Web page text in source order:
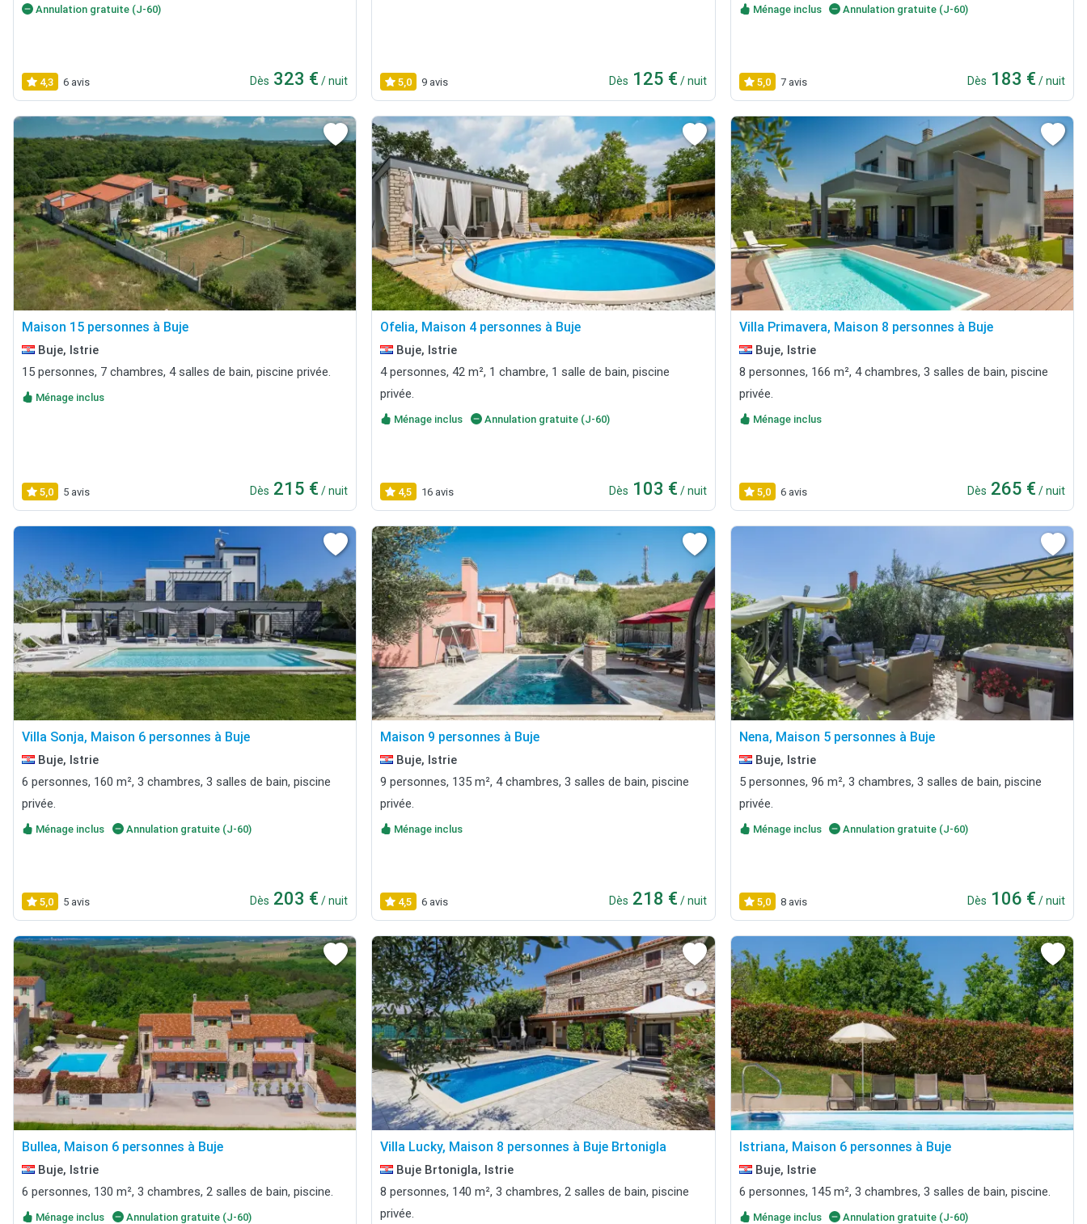
Annulation gratuite (J-60)
4,3 6 avis Dès 323 € / nuit 5,0 9 avis Dès 125 € / nuit
Ménage inclus Annulation gratuite (J-60)
5,0 7 avis Dès 183 € / nuit
Maison 15 personnes à Buje
Buje, Istrie
15 personnes, 7 chambres, 4 salles de bain, piscine privée.
Ménage inclus
5,0 5 avis Dès 215 € / nuit
Ofelia, Maison 4 personnes à Buje
Buje, Istrie
4 personnes, 42 m², 1 chambre, 1 salle de bain, piscine
privée.
Ménage inclus Annulation gratuite (J-60)
4,5 16 avis Dès 103 € / nuit
Villa Primavera, Maison 8 personnes à Buje
Buje, Istrie
8 personnes, 166 m², 4 chambres, 3 salles de bain, piscine
privée.
Ménage inclus
5,0 6 avis Dès 265 € / nuit
Villa Sonja, Maison 6 personnes à Buje
Buje, Istrie
6 personnes, 160 m², 3 chambres, 3 salles de bain, piscine
privée.
Ménage inclus Annulation gratuite (J-60)
5,0 5 avis Dès 203 € / nuit
Maison 9 personnes à Buje
Buje, Istrie
9 personnes, 135 m², 4 chambres, 3 salles de bain, piscine
privée.
Ménage inclus
4,5 6 avis Dès 218 € / nuit
Nena, Maison 5 personnes à Buje
Buje, Istrie
5 personnes, 96 m², 3 chambres, 3 salles de bain, piscine
privée.
Ménage inclus Annulation gratuite (J-60)
5,0 8 avis Dès 106 € / nuit
Bullea, Maison 6 personnes à Buje
Buje, Istrie
6 personnes, 130 m², 3 chambres, 2 salles de bain, piscine.
Ménage inclus Annulation gratuite (J-60)
Villa Lucky, Maison 8 personnes à Buje Brtonigla
Buje Brtonigla, Istrie
8 personnes, 140 m², 3 chambres, 2 salles de bain, piscine
privée.
Istriana, Maison 6 personnes à Buje
Buje, Istrie
6 personnes, 145 m², 3 chambres, 3 salles de bain, piscine.
Ménage inclus Annulation gratuite (J-60)